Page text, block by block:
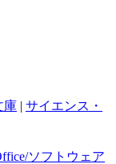
庫 | サイエンス・
ソフトウェア